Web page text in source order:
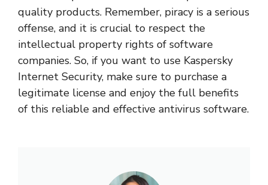
quality products. Remember, piracy is a serious
offense, and it is crucial to respect the
intellectual property rights of software
companies. So, if you want to use Kaspersky
Internet Security, make sure to purchase a
legitimate license and enjoy the full benefits
of this reliable and effective antivirus software.